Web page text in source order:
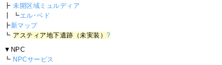
┣未開区域ミュルディア
┃ ┗エル･ベド
┣新マップ
┗ アスティア地下遺跡（未実装）?
▼NPC
┗ NPCサービス